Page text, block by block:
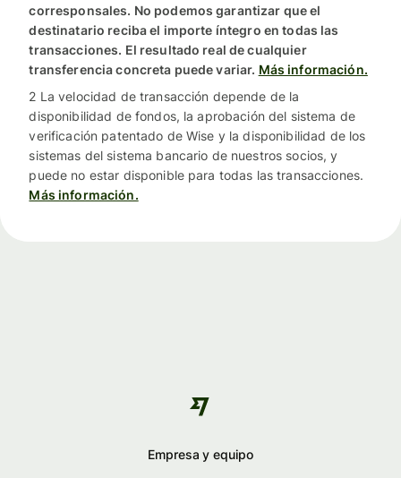
corresponsales. No podemos garantizar que el
destinatario reciba el importe íntegro en todas las
transacciones. El resultado real de cualquier
transferencia concreta puede variar. Más información.
2 La velocidad de transacción depende de la
disponibilidad de fondos, la aprobación del sistema de
verificación patentado de Wise y la disponibilidad de los
sistemas del sistema bancario de nuestros socios, y
puede no estar disponible para todas las transacciones.
Más información.
Empresa y equipo